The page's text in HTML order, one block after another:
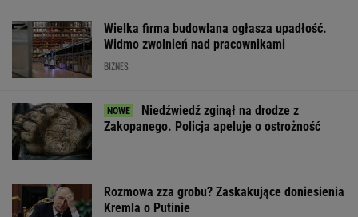
Wielka firma budowlana ogłasza upadłość.
Widmo zwolnień nad pracownikami
BIZNES
Niedźwiedź zginął na drodze z
Zakopanego. Policja apeluje o ostrożność
Rozmowa zza grobu? Zaskakujące doniesienia
Kremla o Putinie